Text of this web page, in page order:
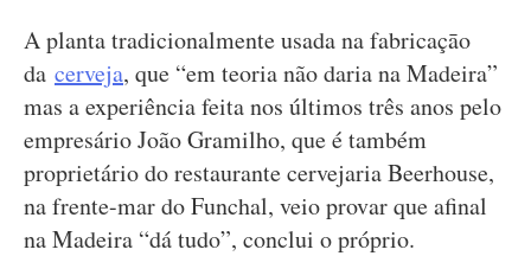
A planta tradicionalmente usada na fabricaçāo
da cerveja, que “em teoria não daria na Madeira”
mas a experiência feita nos últimos três anos pelo
empresário João Gramilho, que é também
proprietário do restaurante cervejaria Beerhouse,
na frente-mar do Funchal, veio provar que afinal
na Madeira “dá tudo”, conclui o próprio.